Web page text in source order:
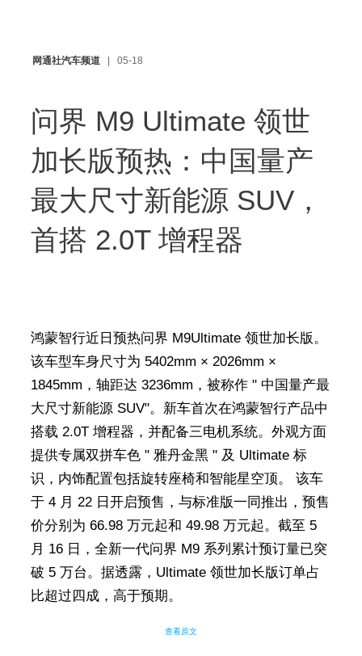
网通社汽车频道 05-18
问界 M9 Ultimate 领世
加长版预热：中国量产
最大尺寸新能源 SUV，
首搭 2.0T 增程器
鸿蒙智行近日预热问界 M9Ultimate 领世加长版。
该车型车身尺寸为 5402mm × 2026mm ×
1845mm，轴距达 3236mm，被称作 " 中国量产最
大尺寸新能源 SUV"。新车首次在鸿蒙智行产品中
搭载 2.0T 增程器，并配备三电机系统。外观方面
提供专属双拼车色 " 雅丹金黑 " 及 Ultimate 标
识，内饰配置包括旋转座椅和智能星空顶。 该车
于 4 月 22 日开启预售，与标准版一同推出，预售
价分别为 66.98 万元起和 49.98 万元起。截至 5
月 16 日，全新一代问界 M9 系列累计预订量已突
破 5 万台。据透露，Ultimate 领世加长版订单占
比超过四成，高于预期。
查看原文